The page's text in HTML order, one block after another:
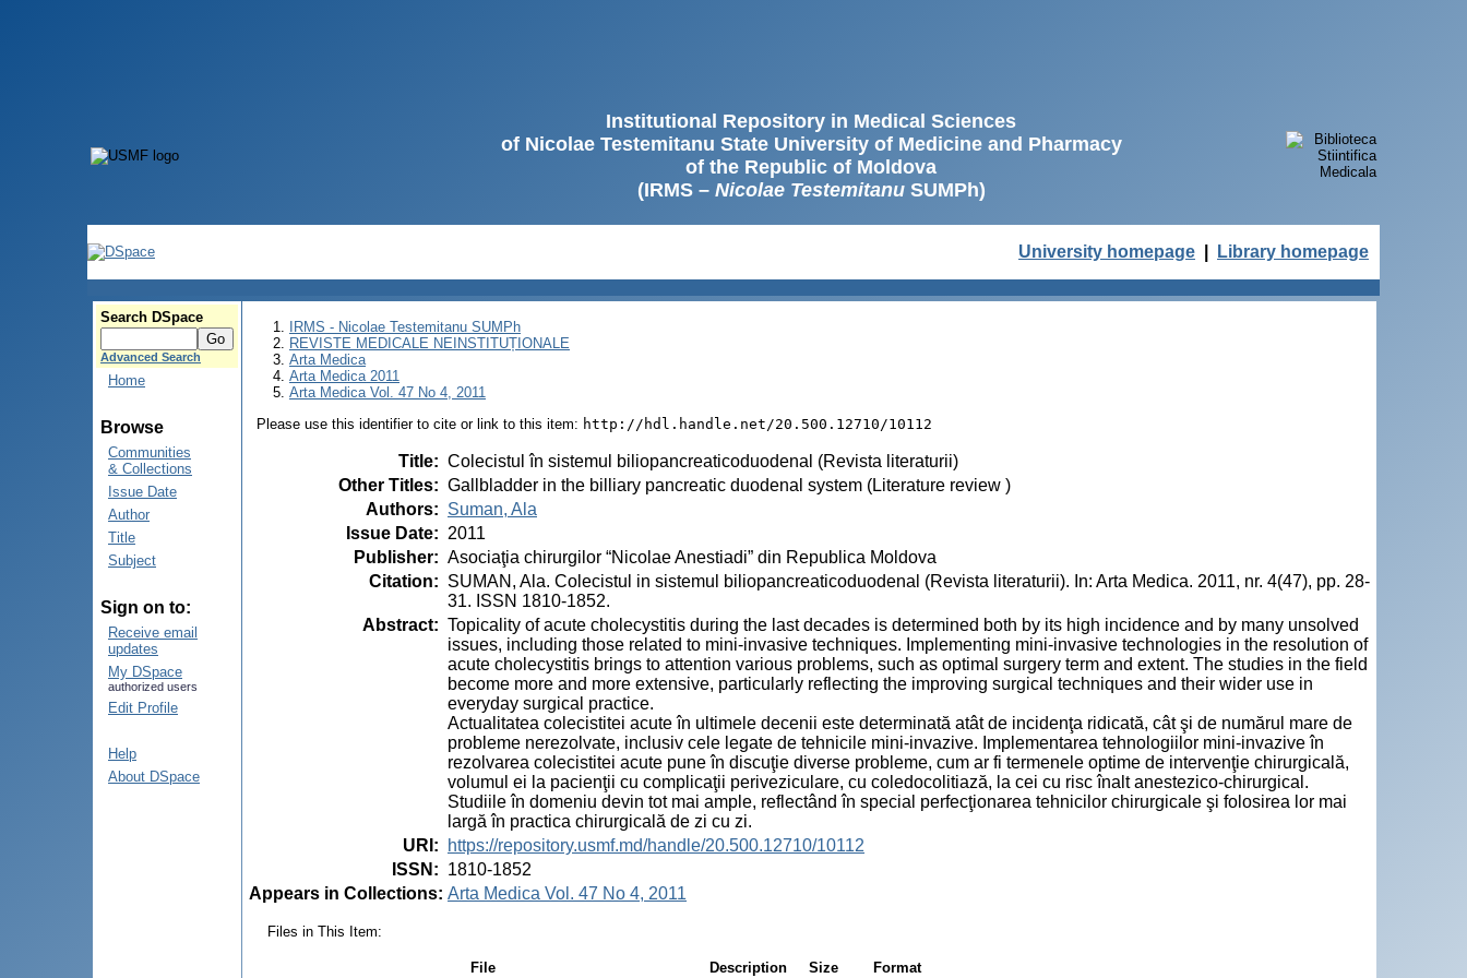
Institutional Repository in Medical Sciences
of Nicolae Testemitanu State University of Medicine and Pharmacy
of the Republic of Moldova
(IRMS – Nicolae TestemitanuSUMPh)
University homepage Library homepage
Search DSpace
Advanced Search
Home
Browse
Communities
& Collections
Issue Date
Author
Title
Subject
Sign on to:
Receive email
updates
My DSpace
authorized users
Edit Profile
Help
About DSpace
IRMS - Nicolae Testemitanu SUMPh
REVISTE MEDICALE NEINSTITUȚIONALE
Arta Medica
Arta Medica 2011
Arta Medica Vol. 47 No 4, 2011
Please use this identifier to cite or link to this item: http://hdl.handle.net/20.500.12710/10112
Title: Colecistul în sistemul biliopancreaticoduodenal (Revista literaturii)
Other Titles: Gallbladder in the billiary pancreatic duodenal system (Literature review )
Authors: Suman, Ala
Issue Date: 2011
Publisher: Asociaţia chirurgilor “Nicolae Anestiadi” din Republica Moldova
Citation: SUMAN, Ala. Colecistul in sistemul biliopancreaticoduodenal (Revista literaturii). In: Arta Medica. 2011, nr. 4(47), pp. 28-
31. ISSN 1810-1852.
Abstract: Topicality of acute cholecystitis during the last decades is determined both by its high incidence and by many unsolved
issues, including those related to mini-invasive techniques. Implementing mini-invasive technologies in the resolution of
acute cholecystitis brings to attention various problems, such as optimal surgery term and extent. The studies in the field
become more and more extensive, particularly reflecting the improving surgical techniques and their wider use in
everyday surgical practice.
Actualitatea colecistitei acute în ultimele decenii este determinată atât de incidenţa ridicată, cât şi de numărul mare de
probleme nerezolvate, inclusiv cele legate de tehnicile mini-invazive. Implementarea tehnologiilor mini-invazive în
rezolvarea colecistitei acute pune în discuţie diverse probleme, cum ar fi termenele optime de intervenţie chirurgicală,
volumul ei la pacienţii cu complicaţii periveziculare, cu coledocolitiază, la cei cu risc înalt anestezico-chirurgical.
Studiile în domeniu devin tot mai ample, reflectând în special perfecţionarea tehnicilor chirurgicale şi folosirea lor mai
largă în practica chirurgicală de zi cu zi.
URI :
https://repository.usmf.md/handle/20.500.12710/10112
ISSN : 1810-1852
Appears in Collections: Arta Medica Vol. 47 No 4, 2011
Files in This Item:
File Description Size Format